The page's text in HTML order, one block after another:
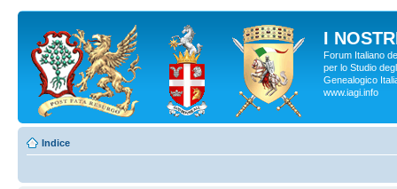
I
Forum Italiano
per lo Studio
Genealogico
www.iagi.info
Indice